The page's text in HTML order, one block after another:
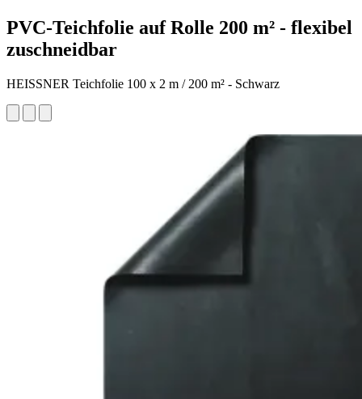
PVC-Teichfolie auf Rolle 200 m² - flexibel
zuschneidbar
HEISSNER Teichfolie 100 x 2 m / 200 m² - Schwarz